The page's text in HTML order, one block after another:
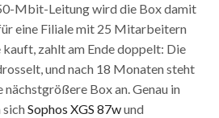
Mbit-Leitung wird die Box damit
eine Filiale mit 25 Mitarbeitern
zahlt am Ende doppelt: Die
und nach 18 Monaten steht
nächstgrößere Box an. Genau in
sichSophos XGS 87wund